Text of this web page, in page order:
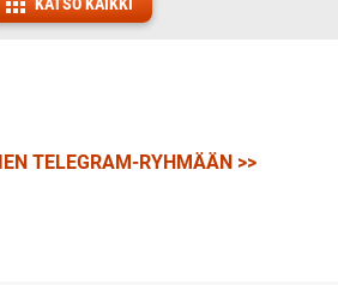
TELEGRAM-RYHMÄÄN >>